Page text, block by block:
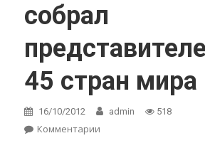
собрал
45 стран мира
16/10/2012 admin 518
Комментарии